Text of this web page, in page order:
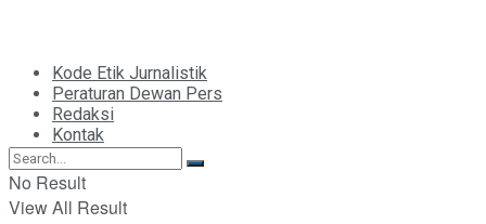
Kode Etik Jurnalistik
Peraturan Dewan Pers
Redaksi
Kontak
No Result
View All Result